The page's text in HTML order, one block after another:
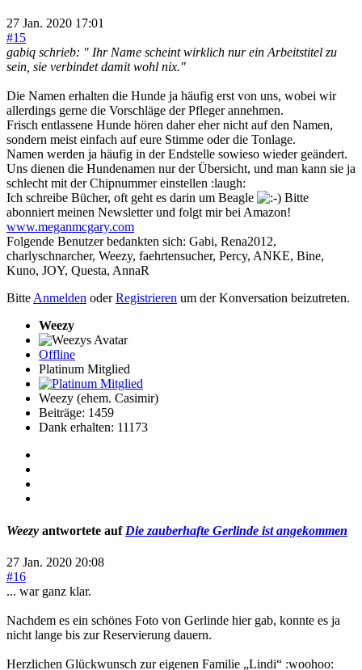
27 Jan. 2020 17:01
#15
gabiq schrieb: " Ihr Name scheint wirklich nur ein Arbeitstitel zu
sein, sie verbindet damit wohl nix."
Die Namen erhalten die Hunde ja häufig erst von uns, wobei wir
allerdings gerne die Vorschläge der Pfleger annehmen.
Frisch entlassene Hunde hören daher eher nicht auf den Namen,
sondern meist einfach auf eure Stimme oder die Tonlage.
Namen werden ja häufig in der Endstelle sowieso wieder geändert.
Uns dienen die Hundenamen nur der Übersicht, und man kann sie ja
schlecht mit der Chipnummer einstellen :laugh:
Ich schreibe Bücher, oft geht es darin um Beagle
Bitte
abonniert meinen Newsletter und folgt mir bei Amazon!
www.meganmcgary.com
Folgende Benutzer bedankten sich: Gabi, Rena2012,
charlyschnarcher, Weezy, faehrtensucher, Percy, ANKE, Bine,
Kuno, JOY, Questa, AnnaR
BitteAnmelden oderRegistrieren um der Konversation beizutreten.
Weezy
Offline
Platinum Mitglied
Weezy (ehem. Casimir)
Beiträge: 1459
Dank erhalten: 11173
Weezy antwortete auf Die zauberhafte Gerlinde ist angekommen
27 Jan. 2020 20:08
#16
... war ganz klar.
Nachdem es ein schönes Foto von Gerlinde hier gab, konnte es ja
nicht lange bis zur Reservierung dauern.
Herzlichen Glückwunsch zur eigenen Familie „Lindi“ :woohoo: